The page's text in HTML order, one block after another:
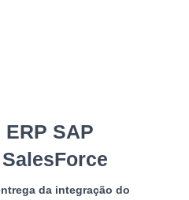
SAP
da integração do